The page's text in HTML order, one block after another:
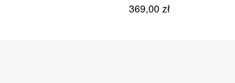
369,00zł